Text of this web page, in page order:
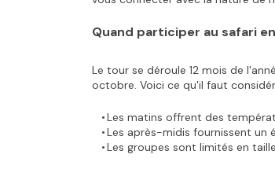
Quand participer au safari
Le tour se déroule 12 mois de
octobre. Voici ce qu'il faut
Les matins offrent des
Les après-midis fournissent un
Les groupes sont limités en